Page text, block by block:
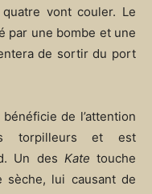
vont couler. Le
par une bombe et une
de sortir du port
bénéficie de l’attention
torpilleurs et est
Un des Kate touche
sèche, lui causant de